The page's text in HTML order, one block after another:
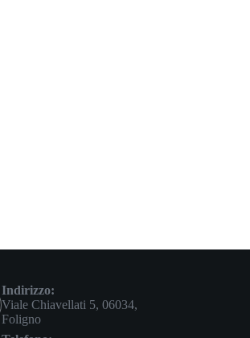
Indirizzo:
Viale Chiavellati 5, 06034,
Foligno